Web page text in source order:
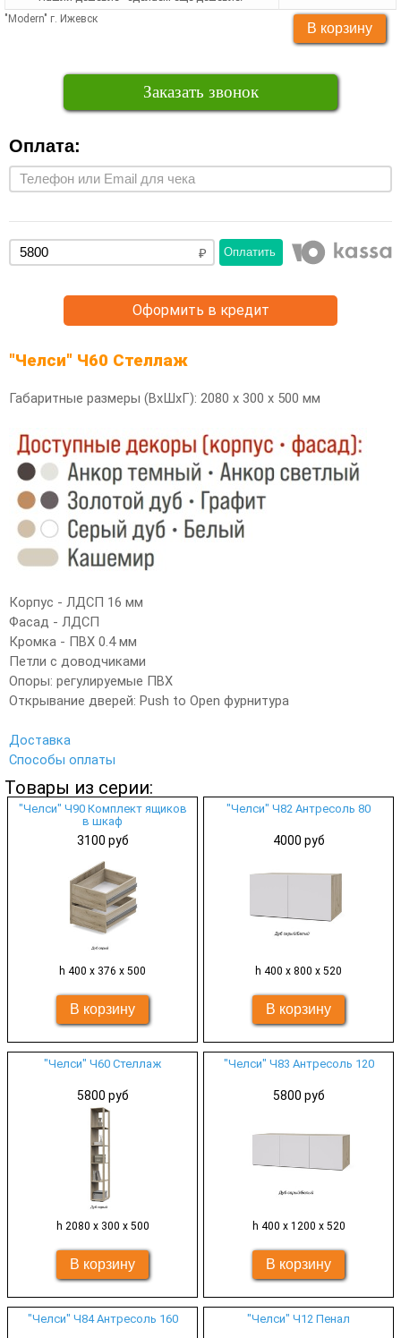
"Modern" г. Ижевск
Заказать звонок
Оплата:
Оплатить
Оформить в кредит
"Челси" Ч60 Стеллаж
Габаритные размеры (ВхШхГ): 2080 х 300 х 500 мм
Корпус - ЛДСП 16 мм
Фасад - ЛДСП
Кромка - ПВХ 0.4 мм
Петли с доводчиками
Опоры: регулируемые ПВХ
Открывание дверей: Push to Open фурнитура
Доставка
Способы оплаты
Товары из серии:
"Челси" Ч90 Комплект ящиков
в шкаф
3100 руб
h 400 х 376 х 500
"Челси" Ч82 Антресоль 80
4000 руб
h 400 х 800 х 520
"Челси" Ч60 Стеллаж
5800 руб
h 2080 х 300 х 500
"Челси" Ч83 Антресоль 120
5800 руб
h 400 х 1200 х 520
"Челси" Ч84 Антресоль 160 "Челси" Ч12 Пенал